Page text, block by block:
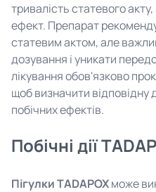
тривалість статевого
ефект. Препарат
статевим актом, але
дозування і уникати
лікування обов'язково
щоб визначити
побічних ефектів.
Побічні дії
Пігулки TADAPOXможе